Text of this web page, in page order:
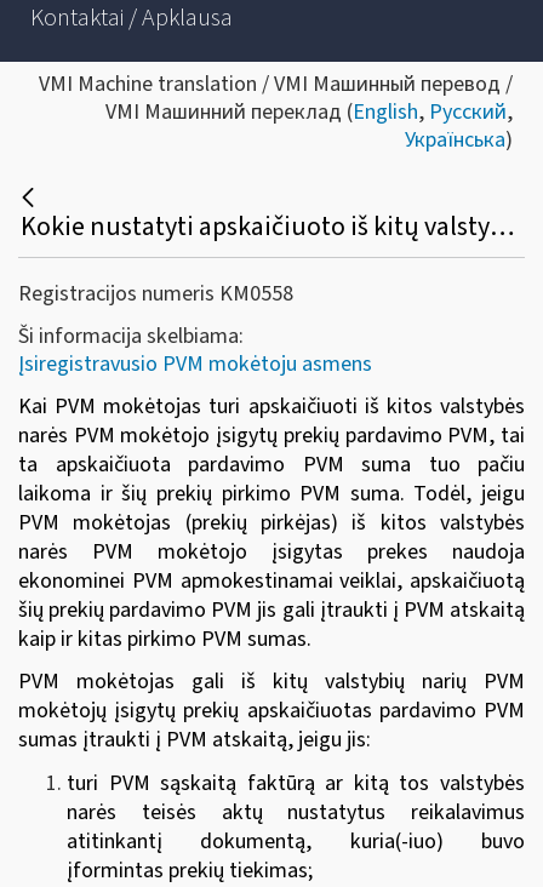
Kontaktai / Apklausa
VMI Machine translation / VMI Машинный перевод /
VMI Машинний переклад (English, Русский,
Українська)
Kokie nustatyti apskaičiuoto iš kitų valstybių narių įsigytų prekių pardavimo PVM įtraukimo į PVM atskaitą reikalavimai?
Registracijos numeris KM0558
Ši informacija skelbiama:
Įsiregistravusio PVM mokėtoju asmens
Kai PVM mokėtojas turi apskaičiuoti iš kitos valstybės
narės PVM mokėtojo įsigytų prekių pardavimo PVM, tai
ta apskaičiuota pardavimo PVM suma tuo pačiu
laikoma ir šių prekių pirkimo PVM suma. Todėl, jeigu
PVM mokėtojas (prekių pirkėjas) iš kitos valstybės
narės PVM mokėtojo įsigytas prekes naudoja
ekonominei PVM apmokestinamai veiklai, apskaičiuotą
šių prekių pardavimo PVM jis gali įtraukti į PVM atskaitą
kaip ir kitas pirkimo PVM sumas.
PVM mokėtojas gali iš kitų valstybių narių PVM
mokėtojų įsigytų prekių apskaičiuotas pardavimo PVM
sumas įtraukti į PVM atskaitą, jeigu jis:
turi PVM sąskaitą faktūrą ar kitą tos valstybės
narės teisės aktų nustatytus reikalavimus
atitinkantį dokumentą, kuria(-iuo) buvo
įformintas prekių tiekimas;